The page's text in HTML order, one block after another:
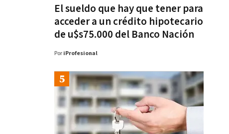
El sueldo que hay que tener para
acceder a un crédito hipotecario
de u$s75.000 del Banco Nación
Por iProfesional